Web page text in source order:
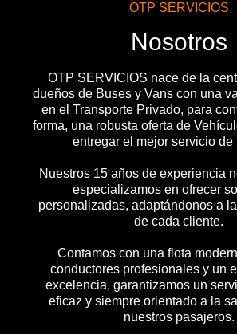
OTP SERVICIOS
Nosotros
OTP SERVICIOS nace de la
dueños de Buses y Vans con una
en el Transporte Privado, para
forma, una robusta oferta de
entregar el mejor servicio de
Nuestros 15 años de experiencia
especializamos en ofrecer
personalizadas, adaptándonos a
de cada cliente.
Contamos con una flota
conductores profesionales y un
excelencia, garantizamos un
eficaz y siempre orientado a la
nuestros pasajeros.